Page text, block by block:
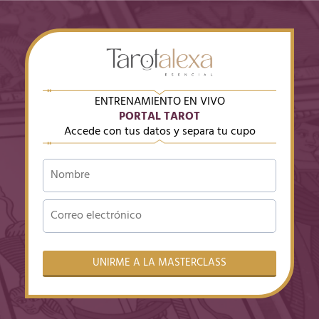
ENTRENAMIENTO EN VIVO
PORTAL TAROT
Accede con tus datos y separa tu cupo
UNIRME A LA MASTERCLASS